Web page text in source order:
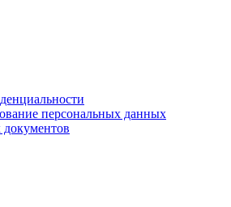
персональных данных
документов